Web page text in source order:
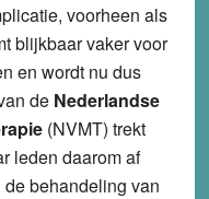
voorheen als
blijkbaar vaker voor
en wordt nu dus
de Nederlandse
(NVMT) trekt
leden daarom af
behandeling van